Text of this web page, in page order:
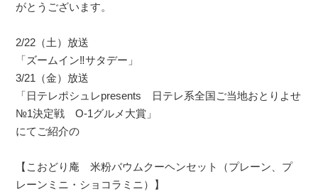
がとうございます。
2/22（土）放送
「ズームイン‼サタデー」
3/21（金）放送
「日テレポシュレpresents 日テレ系全国ご当地おとりよせ
№1決定戦 O-1グルメ大賞」
にてご紹介の
【こおどり庵 米粉バウムクーヘンセット（プレーン、プ
レーンミニ・ショコラミニ）】